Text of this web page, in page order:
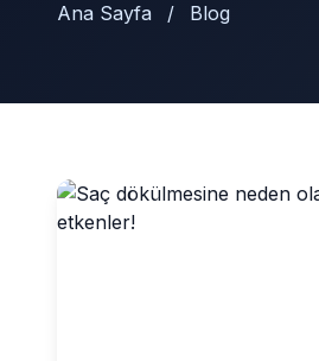
Ana Sayfa / Blog